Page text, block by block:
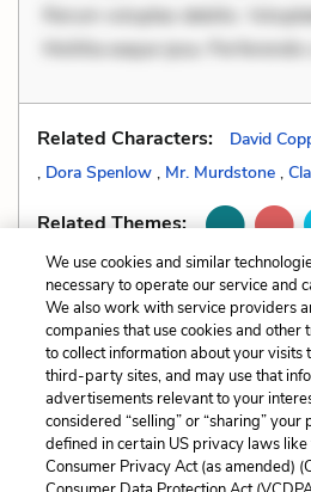
Rerum voluptas debitis.
Mollitia eaque ipsa.
Related Characters: David
, Dora Spenlow , Mr. Murdstone ,
Related Themes:
Previous
Dramatic Irony
Cite This
We use cookies and similar
necessary to operate our service and
We also work with service providers
companies that use cookies and other
to collect information about your visits
third-party sites, and may use that
advertisements relevant to your
considered “selling” or “sharing” your
defined in certain US privacy laws like
Consumer Privacy Act (as amended)